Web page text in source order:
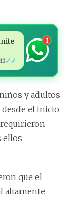
✓✓
1
y adultos
desde el inicio
ellos
que el
altamente